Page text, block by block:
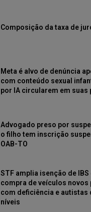
Composição da taxa de
Meta é alvo de denúncia
com conteúdo sexual
por IA circularem em suas
Advogado preso por
o filho tem inscrição
OAB-TO
STF amplia isenção de IBS
compra de veículos novos
com deficiência e autistas
níveis